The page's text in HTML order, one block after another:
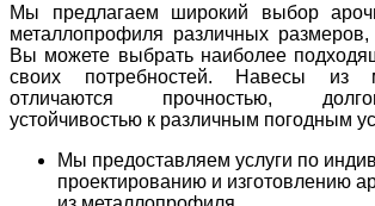
Мы предлагаем широкий выбор
металлопрофиля различных
Вы можете выбрать наиболее
своих потребностей. Навесы из
отличаются прочностью,
устойчивостью к различным погодным
Мы предоставляем услуги по
проектированию и изготовлению